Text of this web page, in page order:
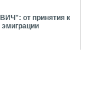
от принятия к
эмиграции